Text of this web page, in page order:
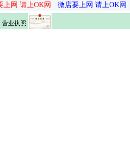
上网 请上OK网 微店要上网 请上OK网
营业执照